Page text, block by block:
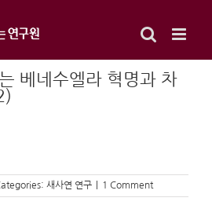
베네수엘라 혁명과 차
새사연 연구 1 Comment